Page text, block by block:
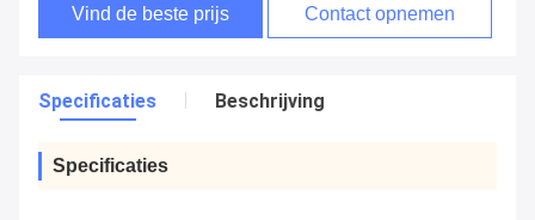
Vind de beste prijs Contact opnemen
Specificaties Beschrijving
Specificaties